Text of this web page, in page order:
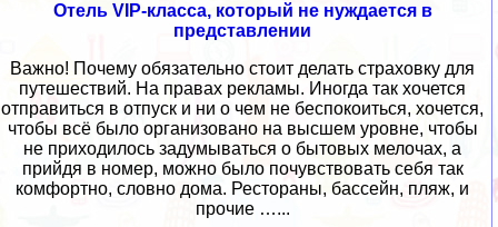
Отель VIP-класса, который не нуждается в
представлении
Важно! Почему обязательно стоит делать страховку для
путешествий. На правах рекламы. Иногда так хочется
отправиться в отпуск и ни о чем не беспокоиться, хочется,
чтобы всё было организовано на высшем уровне, чтобы
не приходилось задумываться о бытовых мелочах, а
прийдя в номер, можно было почувствовать себя так
комфортно, словно дома. Рестораны, бассейн, пляж, и
прочие …...